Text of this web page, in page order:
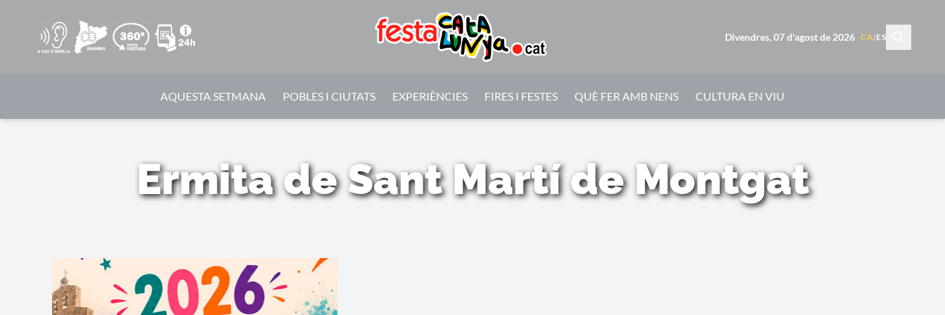
Divendres, 07 d'agost de 2026 CA| ES
AQUESTA SETMANA POBLES I CIUTATS EXPERIÈNCIES FIRES I FESTES QUÈ FER AMB NENS CULTURA EN VIU
Ermita de Sant Martí de Montgat